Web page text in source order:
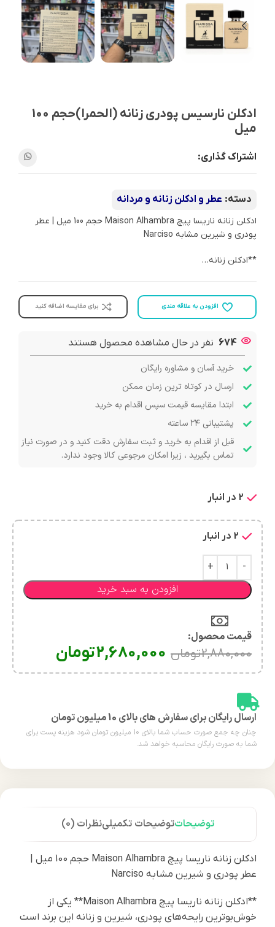
ادکلن نارسیس پودری زنانه (الحمرا)حجم 100
میل
اشتراک گذاری:
دسته: عطر و ادکلن زنانه و مردانه
ادکلن زنانه ناريسا پيچ Maison Alhambra حجم 100 میل | عطر
پودری و شیرین مشابه Narciso
**ادکلن زنانه…
افزودن به علاقه مندی برای مقایسه اضافه کنید
674 نفر در حال مشاهده محصول هستند
خرید آسان و مشاوره رایگان
ارسال در کوتاه ترین زمان ممکن
ابتدا مقایسه قیمت سپس اقدام به خرید
پشتیبانی ۲۴ ساعته
قبل از اقدام به خرید و ثبت سفارش دقت کنید و در صورت نیاز
تماس بگیرید ، زیرا امکان مرجوعی کالا وجود ندارد.
2 در انبار
2 در انبار
افزودن به سبد خرید
قیمت محصول:​
2,880,000تومان 2,680,000تومان
ارسال رایگان برای سفارش های بالای 10 میلیون تومان
چنان چه جمع صورت حساب شما بالای 10 میلیون تومان شود هزینه پست برای
شما به صورت رایگان محاسبه خواهد شد.
توضیحاتتوضیحات تکمیلینظرات (0)
ادکلن زنانه ناريسا پيچ Maison Alhambra حجم 100 میل |
عطر پودری و شیرین مشابه Narciso
**ادکلن زنانه ناريسا پيچ Maison Alhambra** یکی از
خوش‌بوترین رایحه‌های پودری، شیرین و زنانه این برند است